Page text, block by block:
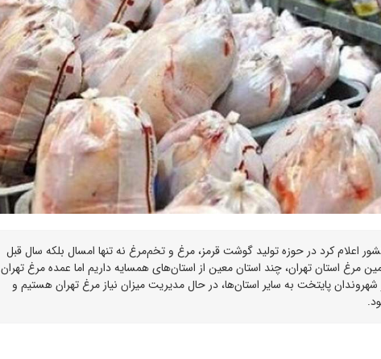
اعلام کرد در حوزه تولید گوشت قرمز، مرغ و تخم‌مرغ نه تنها امسال بلکه سال قبل
مرغ استان تهران، چند استان معین از استان‌های همسایه داریم اما عمده مرغ تهران
پایتخت به سایر استان‌ها، در حال مدیریت میزان نیاز مرغ تهران هستیم و